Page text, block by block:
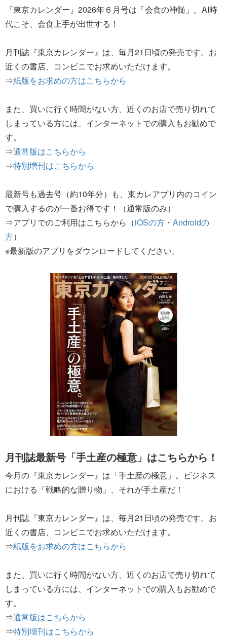
『東京カレンダー』2026年６月号は「会食の神髄」。AI時
代こそ、会食上手が出世する！
月刊誌『東京カレンダー』は、毎月21日頃の発売です。お
近くの書店、コンビニでお求めいただけます。
⇒紙版をお求めの方はこちらから
また、買いに行く時間がない方、近くのお店で売り切れて
しまっている方には、インターネットでの購入もお勧めで
す。
⇒通常版はこちらから
⇒特別増刊はこちらから
最新号も過去号（約10年分）も、東カレアプリ内のコイン
で購入するのが一番お得です！（通常版のみ）
⇒アプリでのご利用はこちらから（iOSの方 ・ Androidの
方）
※最新版のアプリをダウンロードしてください。
月刊誌最新号「手土産の極意」はこちらから！
今月の『東京カレンダー』は「手土産の極意」。ビジネス
における「戦略的な贈り物」、それが手土産だ！
月刊誌『東京カレンダー』は、毎月21日頃の発売です。お
近くの書店、コンビニでお求めいただけます。
⇒紙版をお求めの方はこちらから
また、買いに行く時間がない方、近くのお店で売り切れて
しまっている方には、インターネットでの購入もお勧めで
す。
⇒通常版はこちらから
⇒特別増刊はこちらから